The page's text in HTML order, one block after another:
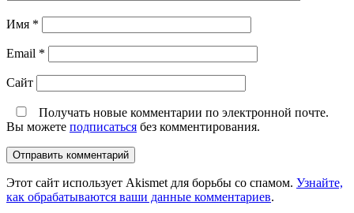
Имя *
Email *
Сайт
Получать новые комментарии по электронной почте.
Вы можете подписаться без комментирования.
Этот сайт использует Akismet для борьбы со спамом. Узнайте,
как обрабатываются ваши данные комментариев.